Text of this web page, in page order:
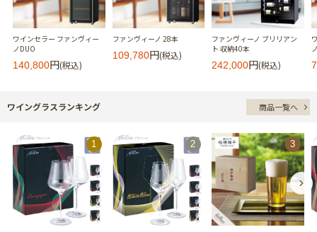
ワインセラー ファンヴィー
ノDUO
140,800円(税込)
ファンヴィーノ 28本
109,780円(税込)
ファンヴィーノ ブリリアン
ト 収納40本
242,000円(税込)
ワイングラスランキング 商品一覧へ